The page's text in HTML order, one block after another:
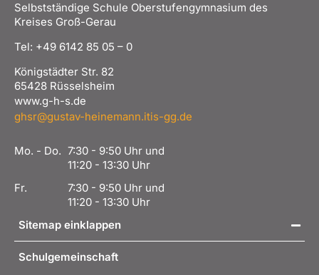
Selbstständige Schule Oberstufengymnasium des
Kreises Groß-Gerau
Tel: +49 6142 85 05 – 0
Königstädter Str. 82
65428 Rüsselsheim
www.g-h-s.de
ghsr@gustav-heinemann.itis-gg.de
Mo. - Do. 7:30 - 9:50 Uhr und
11:20 - 13:30 Uhr
Fr.
7:30 - 9:50 Uhr und
11:20 - 13:30 Uhr
Sitemap einklappen
Schulgemeinschaft